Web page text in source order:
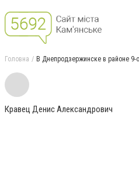
Головна В Днепродзержинске в районе
Кравец Денис Александрович